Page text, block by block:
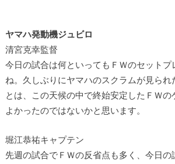
ヤマハ発動機ジュビロ
清宮克幸監督
今日の試合は何といってもＦＷのセットプ
ね。久しぶりにヤマハのスクラムが見られ
とは、この天候の中で終始安定したＦＷ
よかったのではないかと思います。
堀江恭祐キャプテン
先週の試合でＦＷの反省点も多く、今日の